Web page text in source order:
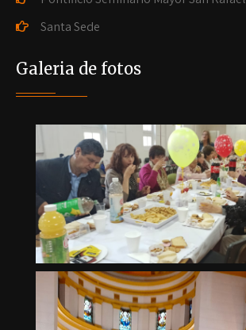
Santa Sede
Galeria de fotos